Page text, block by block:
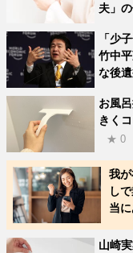
夫」
「少
竹中
な後
お風
きく
★ 0
我
し
当
山崎